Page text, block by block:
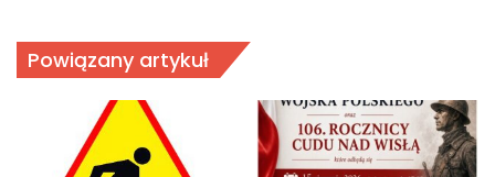
Powiązany artykuł